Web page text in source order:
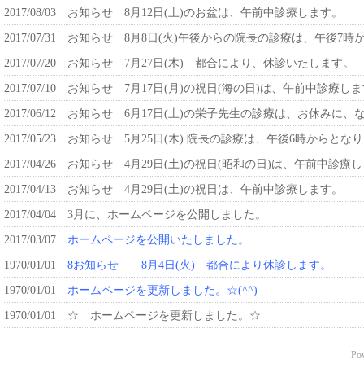
2017/08/03 お知らせ 8月12日(土)のお盆は、午前中診療します。
2017/07/31 お知らせ 8月8日(火)午後からの院長の診療は、午後7時
2017/07/20 お知らせ 7月27日(木) 都合により、休診いたします。
2017/07/10 お知らせ 7月17日(月)の祝日(海の日)は、午前中診療し
2017/06/12 お知らせ 6月17日(土)の栄子先生の診療は、お休みに、
2017/05/23 お知らせ 5月25日(木) 院長の診療は、午後6時からとな
2017/04/26 お知らせ 4月29日(土)の祝日(昭和の日)は、午前中診療
2017/04/13 お知らせ 4月29日(土)の祝日は、午前中診療します。
2017/04/04 3月に、ホームページを公開しました。
2017/03/07 ホームページを公開いたしました。
1970/01/01 8お知らせ 8月4日(火) 都合により休診します。
1970/01/01 ホームページを更新しました。☆(^^)
1970/01/01 ☆ ホームページを更新しました。☆